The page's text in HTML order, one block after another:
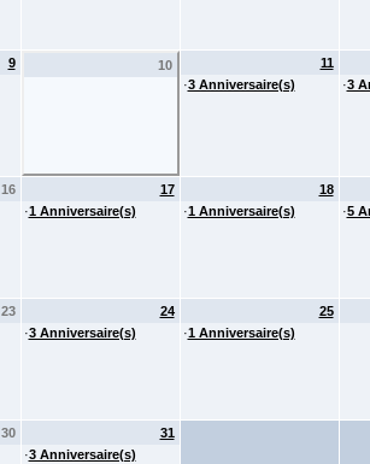
9
10
11
·3 Anniversaire(s) ·3
16
17
·1 Anniversaire(s)
18
·1 Anniversaire(s) ·5
23
24
·3 Anniversaire(s)
25
·1 Anniversaire(s)
30
31
·3 Anniversaire(s)